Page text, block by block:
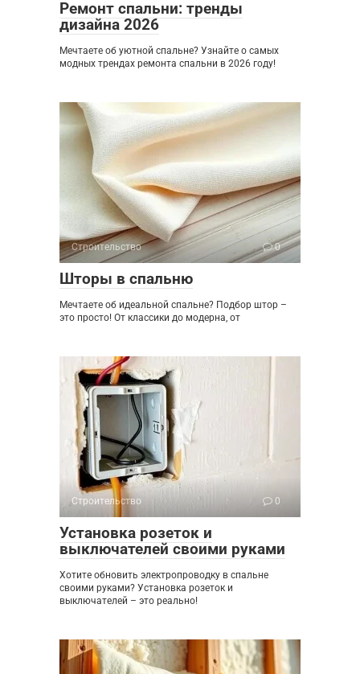
Ремонт спальни: тренды
дизайна 2026
Мечтаете об уютной спальне? Узнайте о самых
модных трендах ремонта спальни в 2026 году!
Строительство 0
Шторы в спальню
Мечтаете об идеальной спальне? Подбор штор –
это просто! От классики до модерна, от
Строительство 0
Установка розеток и
выключателей своими руками
Хотите обновить электропроводку в спальне
своими руками? Установка розеток и
выключателей – это реально!